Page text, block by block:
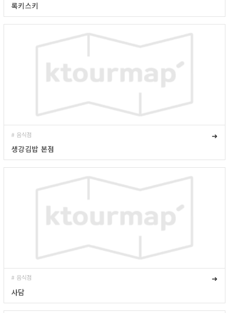
록키스키
# 음식점
➜
생강김밥 본점
# 음식점
➜
사담